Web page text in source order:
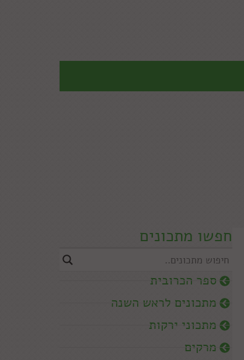
חפשו מתכונים
ספר הכרובית
מתכונים לראש השנה
מתכוני ירקות
מרקים